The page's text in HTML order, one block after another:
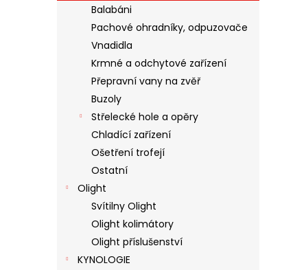
Balabáni
Pachové ohradníky, odpuzovače
Vnadidla
Krmné a odchytové zařízení
Přepravní vany na zvěř
Buzoly
Střelecké hole a opěry
Chladící zařízení
Ošetření trofejí
Ostatní
Olight
Svítilny Olight
Olight kolimátory
Olight příslušenství
KYNOLOGIE